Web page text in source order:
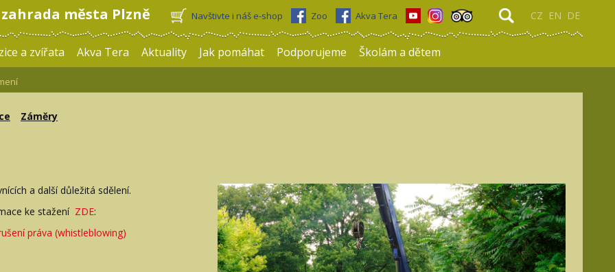
města Plzně CZ EN DE
Navštivte i náš e-shop Zoo Akva Tera
a zvířata Akva Tera Aktuality Jak pomáhat Podporujeme Školám a dětem
Záměry
a další důležitá sdělení.
ke stažení ZDE:
práva (whistleblowing)